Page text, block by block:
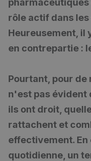
pharmaceutiques
rôle actif dans
Heureusement, il
en contrepartie :
Pourtant, pour de
n'est pas évident
ils ont droit,
rattachent et
effectivement.
quotidienne, un